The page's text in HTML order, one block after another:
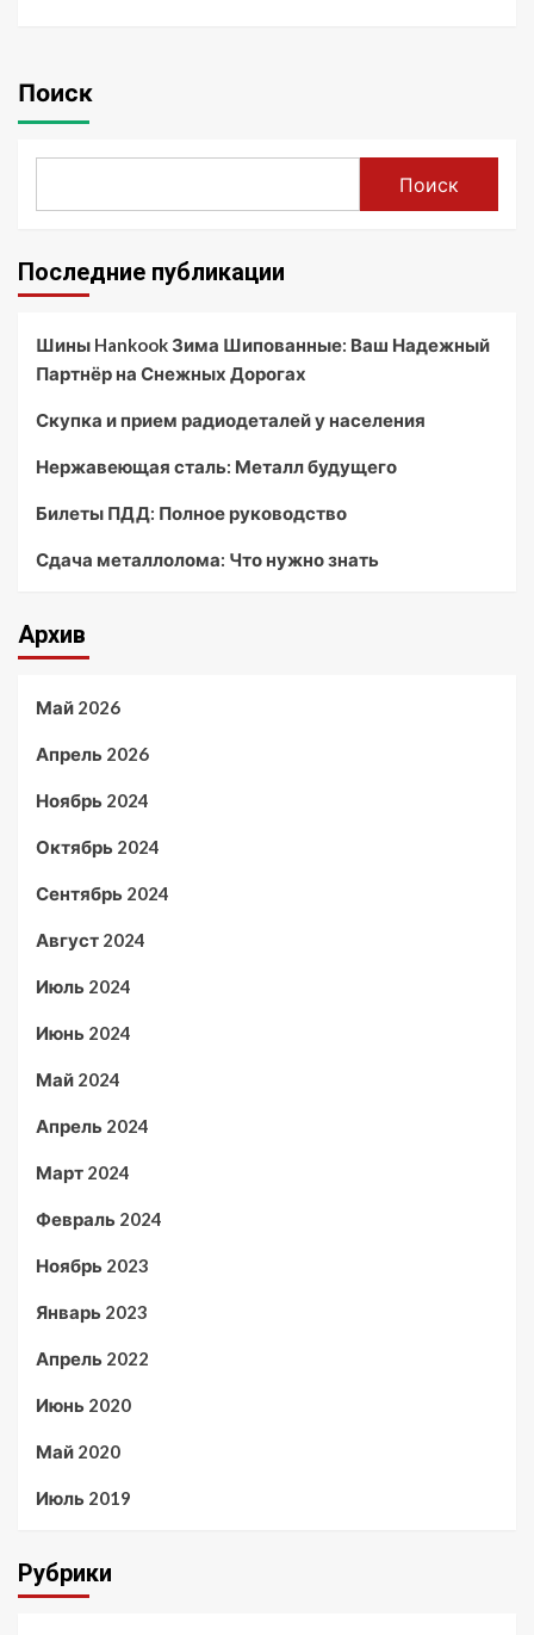
Поиск
Поиск
Последние публикации
Шины Hankook Зима Шипованные: Ваш Надежный
Партнёр на Снежных Дорогах
Скупка и прием радиодеталей у населения
Нержавеющая сталь: Металл будущего
Билеты ПДД: Полное руководство
Сдача металлолома: Что нужно знать
Архив
Май 2026
Апрель 2026
Ноябрь 2024
Октябрь 2024
Сентябрь 2024
Август 2024
Июль 2024
Июнь 2024
Май 2024
Апрель 2024
Март 2024
Февраль 2024
Ноябрь 2023
Январь 2023
Апрель 2022
Июнь 2020
Май 2020
Июль 2019
Рубрики